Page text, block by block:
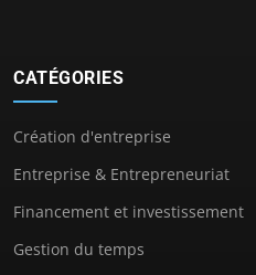
CATÉGORIES
Création d'entreprise
Entreprise & Entrepreneuriat
Financement et investissement
Gestion du temps